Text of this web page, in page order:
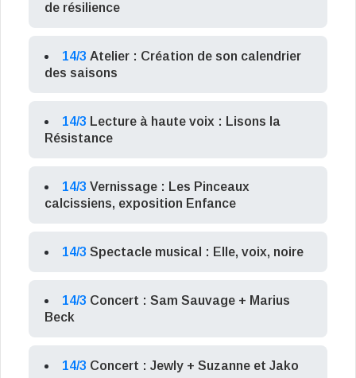
de résilience
14/3 Atelier : Création de son calendrier
des saisons
14/3 Lecture à haute voix : Lisons la
Résistance
14/3 Vernissage : Les Pinceaux
calcissiens, exposition Enfance
14/3 Spectacle musical : Elle, voix, noire
14/3 Concert : Sam Sauvage + Marius
Beck
14/3 Concert : Jewly + Suzanne et Jako